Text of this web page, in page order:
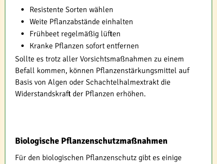
Resistente Sorten wählen
Weite Pflanzabstände einhalten
Frühbeet regelmäßig lüften
Kranke Pflanzen sofort entfernen
Sollte es trotz aller Vorsichtsmaßnahmen zu einem
Befall kommen, können Pflanzenstärkungsmittel auf
Basis von Algen oder Schachtelhalmextrakt die
Widerstandskraft der Pflanzen erhöhen.
Biologische Pflanzenschutzmaßnahmen
Für den biologischen Pflanzenschutz gibt es einige